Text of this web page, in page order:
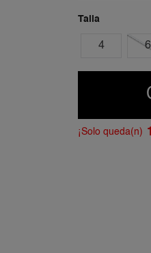
Talla
4 6
¡Solo queda(n)